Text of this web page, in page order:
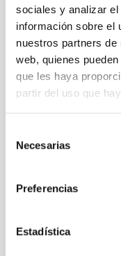
sociales y analizar
información sobre el
nuestros partners
web, quienes
que les haya
partir del uso que
Necesarias
Preferencias
Estadística
Divulgación Público
Libro
Edición
Otras